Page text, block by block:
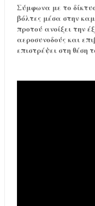
Σύμφωνα με το
βόλτες μέσα στην
προτού ανοίξει την
αεροσυνοδούς και
επιστρέψει στη θέση